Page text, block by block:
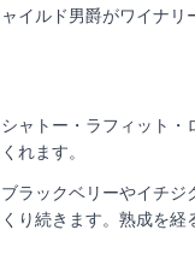
ャイルド男爵がワイナリ
シャトー・ラフィット・
くれます。
ブラックベリーやイチジ
くり続きます。熟成を